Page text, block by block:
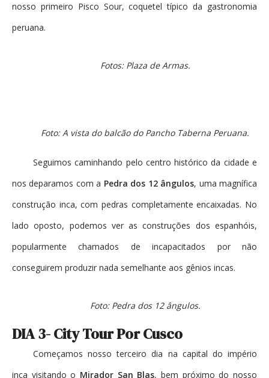
nosso primeiro Pisco Sour, coquetel típico da gastronomia
peruana.
Fotos: Plaza de Armas.
Foto: A vista do balcão do Pancho Taberna Peruana.
Seguimos caminhando pelo centro histórico da cidade e
nos deparamos com a Pedra dos 12 ângulos, uma magnífica
construção inca, com pedras completamente encaixadas. No
lado oposto, podemos ver as construções dos espanhóis,
popularmente chamados de incapacitados por não
conseguirem produzir nada semelhante aos gênios incas.
Foto: Pedra dos 12 ângulos.
DIA 3- City Tour Por Cusco
Começamos nosso terceiro dia na capital do império
inca visitando o Mirador San Blas, bem próximo do nosso